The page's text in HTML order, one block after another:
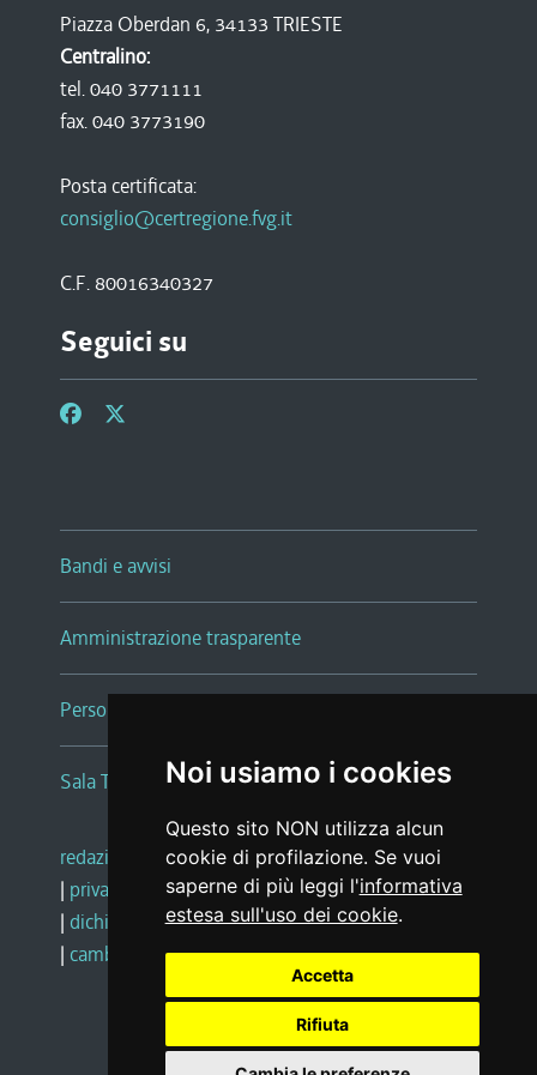
Noi usiamo i cookies
Questo sito NON utilizza alcun
cookie di profilazione. Se vuoi
saperne di più leggi l'informativa
estesa sull'uso dei cookie.
Accetta
Rifiuta
Piazza Oberdan 6, 34133 TRIESTE
Centralino:
tel. 040 3771111
fax. 040 3773190
Posta certificata:
consiglio@certregione.fvg.it
C.F. 80016340327
Seguici su
Bandi e avvisi
Amministrazione trasparente
Persone e Uffici
Sala Tiziano Tessitori
redazione web |note legali |glossario
| privacy
social media policy
| dichiarazione di accessibilità |feedback
| cambio preferenze cookie
Realizzato da